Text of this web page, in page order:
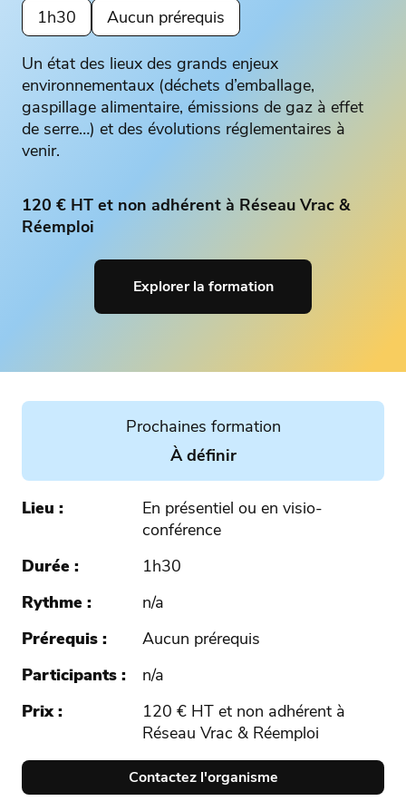
1h30 Aucun prérequis
Un état des lieux des grands enjeux
environnementaux (déchets d’emballage,
gaspillage alimentaire, émissions de gaz à effet
de serre…) et des évolutions réglementaires à
venir.
120 € HT et non adhérent à Réseau Vrac &
Réemploi
Explorer la formation
Prochaines formation
À définir
Lieu
En présentiel ou en visio-
conférence
Durée
1h30
Rythme
n/a
Prérequis
Aucun prérequis
Participants
n/a
Prix
120 € HT et non adhérent à
Réseau Vrac & Réemploi
Contactez l'organisme